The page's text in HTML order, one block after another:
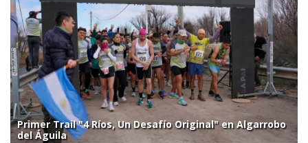
Primer Trail "4 Ríos, Un Desafío Original" en Algarrobo
del Águila